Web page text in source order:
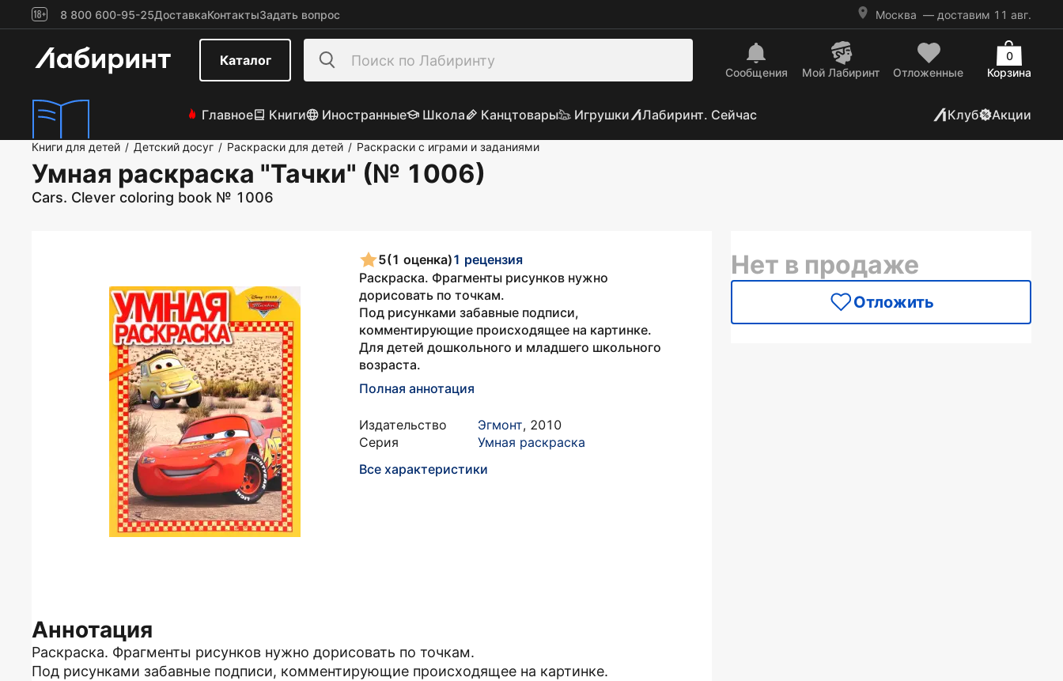
8 800 600-95-25ДоставкаКонтактыЗадать вопрос Москва — доставим 11 авг.
Каталог
Сообщения Mой Лабиринт Отложенные Корзина
0
Главное Книги Иностранные Школа Канцтовары Игрушки Лабиринт. Сейчас Клуб Акции
Книги для детей / Детский досуг / Раскраски для детей / Раскраски с играми и заданиями
Умная раскраска "Тачки" (№ 1006)
Cars. Clever coloring book № 1006
5(1 оценка)1 рецензия
Раскраска. Фрагменты рисунков нужно
дорисовать по точкам.
Под рисунками забавные подписи,
комментирующие происходящее на картинке.
Для детей дошкольного и младшего школьного
возраста.
Полная аннотация
Издательство Эгмонт, 2010
Серия
Умная раскраска
Все характеристики
Аннотация
Раскраска. Фрагменты рисунков нужно дорисовать по точкам.
Под рисунками забавные подписи, комментирующие происходящее на картинке.
Нет в продаже
Отложить